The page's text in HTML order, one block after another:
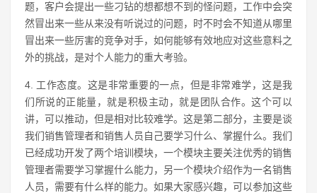
题，客户会提出一些刁钻的想都想不到的怪问题，工作中会突
然冒出来一些从来没有听说过的问题，时不时会不知道从哪里
冒出来一些厉害的竞争对手，如何能够有效地应对这些意料之
外的挑战，是对个人能力的重大考验。
4. 工作态度。这是非常重要的一点，但是非常难学，这是我
们所说的正能量，就是积极主动，就是团队合作。这个可以
讲，可以推动，但是相对比较难学。这是第二部分，主要是谈
我们销售管理者和销售人员自己要学习什么、掌握什么。我们
已经成功开发了两个培训模块，一个模块主要关注优秀的销售
管理者需要学习掌握什么能力，另一个模块介绍作为一名销售
人员，需要有什么样的能力。如果大家感兴趣，可以参加这些